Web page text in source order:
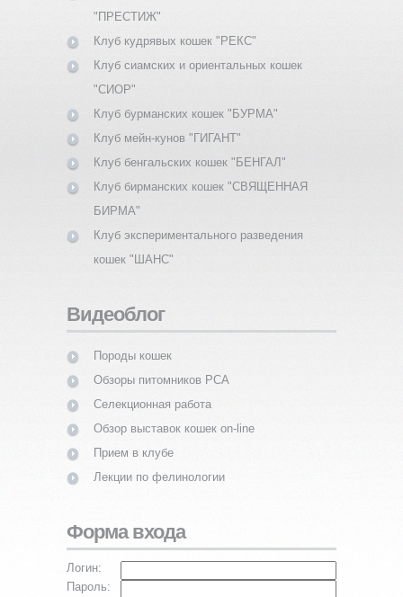
"ПРЕСТИЖ"
Клуб кудрявых кошек "РЕКС"
Клуб сиамских и ориентальных кошек
"СИОР"
Клуб бурманских кошек "БУРМА"
Клуб мейн-кунов "ГИГАНТ"
Клуб бенгальских кошек "БЕНГАЛ"
Клуб бирманских кошек "СВЯЩЕННАЯ
БИРМА"
Клуб экспериментального разведения
кошек "ШАНС"
Видеоблог
Породы кошек
Обзоры питомников PCA
Селекционная работа
Обзор выставок кошек on-line
Прием в клубе
Лекции по фелинологии
Форма входа
Логин:
Пароль: